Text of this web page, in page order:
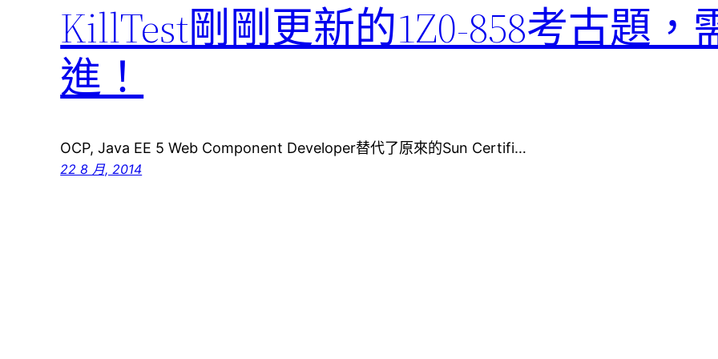
KillTest剛剛更新的1Z0-858考古題，
進！
OCP, Java EE 5 Web Component Developer替代了原來的Sun Certifi…
22 8 月, 2014